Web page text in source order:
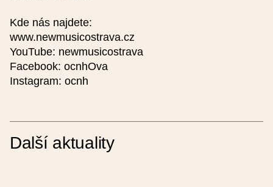
Kde nás najdete:
www.newmusicostrava.cz
YouTube: newmusicostrava
Facebook: ocnhOva
Instagram: ocnh
Další aktuality